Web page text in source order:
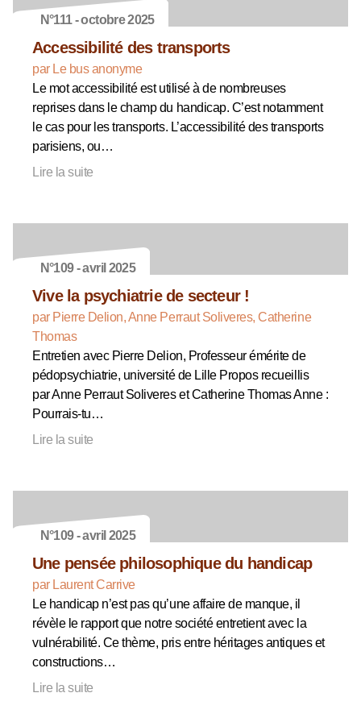
N°111 - octobre 2025
Accessibilité des transports
par Le bus anonyme
Le mot accessibilité est utilisé à de nombreuses
reprises dans le champ du handicap. C’est notamment
le cas pour les transports. L’accessibilité des transports
parisiens, ou…
Lire la suite
N°109 - avril 2025
Vive la psychiatrie de secteur !
par Pierre Delion, Anne Perraut Soliveres, Catherine
Thomas
Entretien avec Pierre Delion, Professeur émérite de
pédopsychiatrie, université de Lille Propos recueillis
par Anne Perraut Soliveres et Catherine Thomas Anne :
Pourrais-tu…
Lire la suite
N°109 - avril 2025
Une pensée philosophique du handicap
par Laurent Carrive
Le handicap n’est pas qu’une affaire de manque, il
révèle le rapport que notre société entretient avec la
vulnérabilité. Ce thème, pris entre héritages antiques et
constructions…
Lire la suite